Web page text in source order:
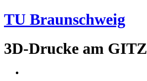
TU Braunschweig
3D-Drucke am GITZ